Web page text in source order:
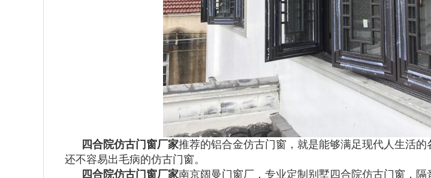
四合院仿古门窗厂家推荐的铝合金仿古门窗，就是能够满足现代人生活的
还不容易出毛病的仿古门窗。
四合院仿古门窗厂家南京阔曼门窗厂，专业定制别墅四合院仿古门窗，隔